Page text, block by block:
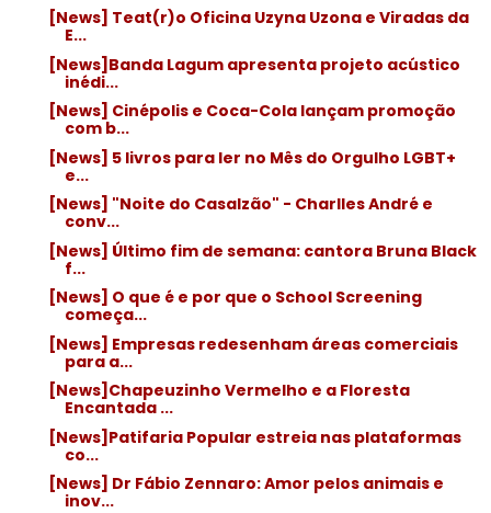
[News] Teat(r)o Oficina Uzyna Uzona e Viradas da
E...
[News]Banda Lagum apresenta projeto acústico
inédi...
[News] Cinépolis e Coca-Cola lançam promoção
com b...
[News] 5 livros para ler no Mês do Orgulho LGBT+
e...
[News] "Noite do Casalzão" - Charlles André e
conv...
[News] Último fim de semana: cantora Bruna Black
f...
[News] O que é e por que o School Screening
começa...
[News] Empresas redesenham áreas comerciais
para a...
[News]Chapeuzinho Vermelho e a Floresta
Encantada ...
[News]Patifaria Popular estreia nas plataformas
co...
[News] Dr Fábio Zennaro: Amor pelos animais e
inov...